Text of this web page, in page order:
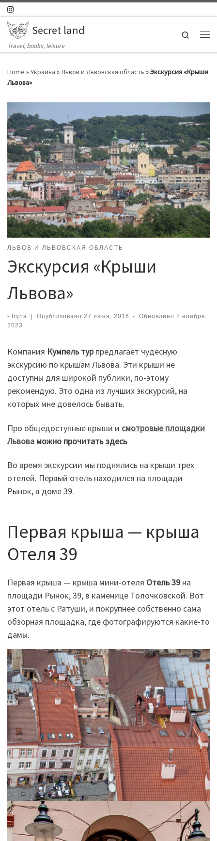
Skip to content
Secret land
Travel, books, leisure
Search
Home »Украина »Львов и Львовская область »Экскурсия «Крыши
Львова»
ЛЬВОВ И ЛЬВОВСКАЯ ОБЛАСТЬ
Экскурсия «Крыши
Львова»
- Iryna Опубликовано 27 июня, 2016 - Обновлено2 ноября,
2023
Компания Кумпель турпредлагает чудесную
экскурсию по крышам Львова. Эти крыши не
доступны для широкой публики, по-этому
рекомендую. Это одна из лучших экскурсий, на
которых мне довелось бывать.
Про общедоступные крыши и смотровые площадки
Львова можно прочитать здесь
Во время экскурсии мы поднялись на крыши трех
отелей. Первый отель находился на площади
Рынок, в доме 39.
Первая крыша — крыша
Отеля 39
Первая крыша — крыша мини-отеля Отель 39на
площади Рынок, 39, в каменице Толочковской. Вот
этот отель с Ратуши, и покрупнее собственно сама
обзорная площадка, где фотографируются какие-то
дамы.